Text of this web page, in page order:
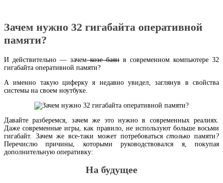
Зачем нужно 32 гигабайта оперативной
памяти?
И действительно — зачемкозе баян в современном компьютере 32
гигабайта оперативной памяти?
А именно такую циферку я недавно увидел, заглянув в свойства
системы на своем ноутбуке.
Давайте разберемся, зачем же это нужно в современных реалиях.
Даже современные игры, как правило, не используют больше восьми
гигабайт. Зачем же все-таки может потребоватьсястолько памяти ?
Перечислю причины, которыми руководствовался я, покупая
дополнительную оперативку:
На будущее